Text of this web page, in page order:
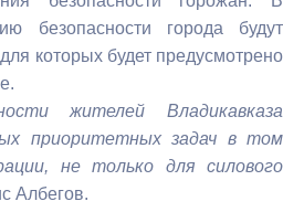
безопасности города будут
которых будет предусмотрено
жителей Владикавказа
приоритетных задач в том
не только для силового
Албегов.